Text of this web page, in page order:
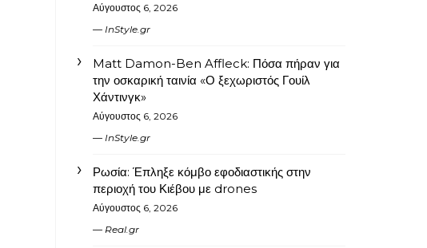
Αύγουστος 6, 2026
InStyle.gr
Matt Damon-Ben Affleck: Πόσα πήραν για
την οσκαρική ταινία «Ο ξεχωριστός Γουίλ
Χάντινγκ»
Αύγουστος 6, 2026
InStyle.gr
Ρωσία: Έπληξε κόμβο εφοδιαστικής στην
περιοχή του Κιέβου με drones
Αύγουστος 6, 2026
Real.gr